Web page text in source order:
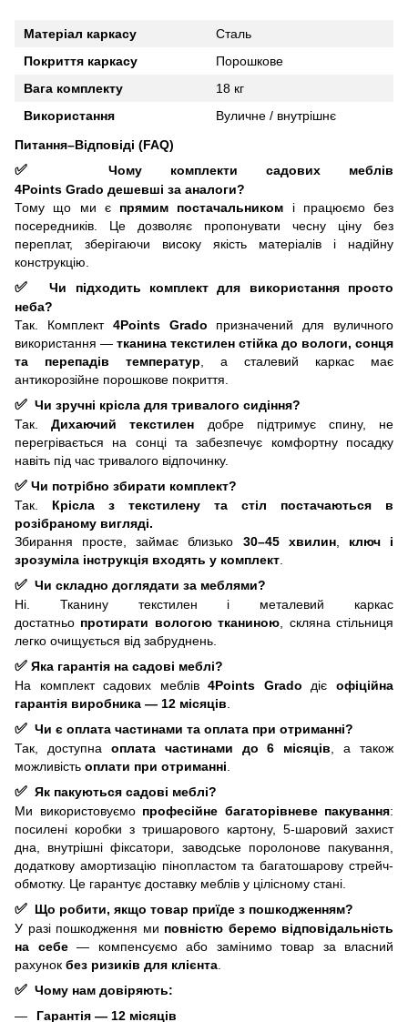
Матеріал каркасу
Сталь
Покриття каркасу
Порошкове
Вага комплекту
18 кг
Використання
Вуличне / внутрішнє
Питання–Відповіді (FAQ)
✅
Чому комплекти садових меблів
4Points Grado дешевші за аналоги?
Тому що ми є прямим постачальником і працюємо без
посередників. Це дозволяє пропонувати чесну ціну без
переплат, зберігаючи високу якість матеріалів і надійну
конструкцію.
✅
Чи підходить комплект для використання просто
неба?
Так. Комплект 4Points Grado призначений для вуличного
використання — тканина текстилен стійка до вологи, сонця
та перепадів температур, а сталевий каркас має
антикорозійне порошкове покриття.
✅ Чи зручні крісла для тривалого сидіння?
Так.Дихаючий текстилен добре підтримує спину, не
перегрівається на сонці та забезпечує комфортну посадку
навіть під час тривалого відпочинку.
✅ Чи потрібно збирати комплект?
Так. Крісла з текстилену та стіл постачаються в
розібраному вигляді.
Збирання просте, займає близько 30–45 хвилин, ключ і
зрозуміла інструкція входять у комплект.
✅ Чи складно доглядати за меблями?
Ні. Тканину текстилен і металевий каркас
достатньо протирати вологою тканиною, скляна стільниця
легко очищується від забруднень.
✅ Яка гарантія на садові меблі?
На комплект садових меблів4Points Gradoдієофіційна
гарантія виробника — 12 місяців.
✅ Чи є оплата частинами та оплата при отриманні?
Так, доступна оплата частинами до 6 місяців, а також
можливість оплати при отриманні.
✅ Як пакуються садові меблі?
Ми використовуємо професійне багаторівневе пакування:
посилені коробки з тришарового картону, 5-шаровий захист
дна, внутрішні фіксатори, заводське поролонове пакування,
додаткову амортизацію пінопластом та багатошарову стрейч-
обмотку. Це гарантує доставку меблів у цілісному стані.
✅ Що робити, якщо товар приїде з пошкодженням?
У разі пошкодження ми повністю беремо відповідальність
на себе— компенсуємо або замінимо товар за власний
рахунок без ризиків для клієнта.
✅ Чому нам довіряють:
Гарантія — 12 місяців